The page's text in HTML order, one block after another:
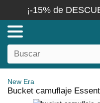
¡-15% de
New Era
Bucket camuflaje